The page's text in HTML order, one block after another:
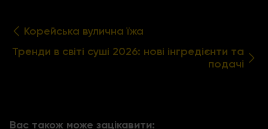
Корейська вулична їжа
Тренди в світі суші 2026: нові інгредієнти та
подачі
Вас також може зацікавити: